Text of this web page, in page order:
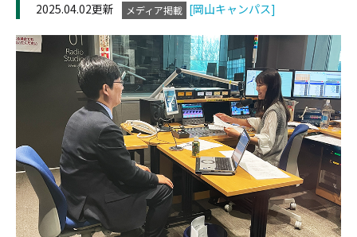
2025.04.02更新 メディア掲載 [岡山キャンパス]